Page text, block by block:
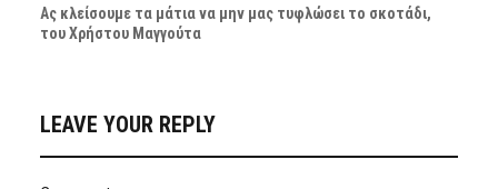
Ας κλείσουμε τα μάτια να μην μας τυφλώσει το σκοτάδι,
του Χρήστου Μαγγούτα
LEAVE YOUR REPLY